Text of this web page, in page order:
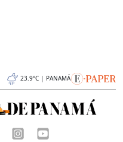
23.9°C | PANAMÁ